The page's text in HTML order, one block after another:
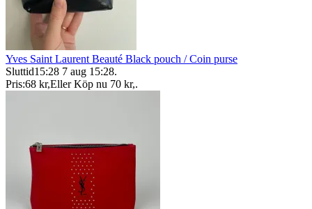
Yves Saint Laurent Beauté Black pouch / Coin purse
Sluttid15:28 7 aug 15:28.
Pris:68 kr,Eller Köp nu 70 kr,.